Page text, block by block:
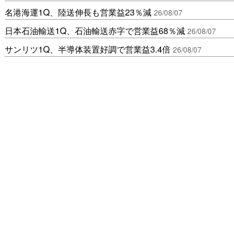
名港海運1Q、陸送伸長も営業益23％減 26/08/07
日本石油輸送1Q、石油輸送赤字で営業益68％減 26/08/07
サンリツ1Q、半導体装置好調で営業益3.4倍 26/08/07